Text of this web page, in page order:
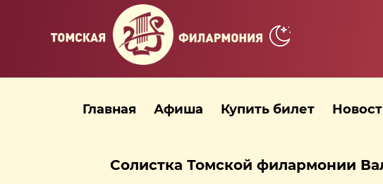
Главная Афиша Купить билет
Солистка Томской филармонии